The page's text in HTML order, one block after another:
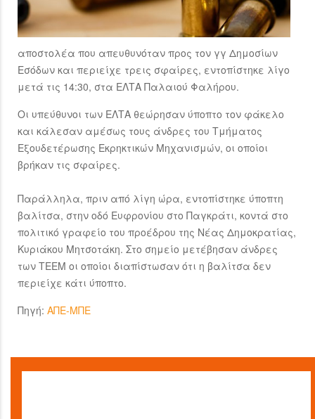
αποστολέα που απευθυνόταν προς τον γγ Δημοσίων
Εσόδων και περιείχε τρεις σφαίρες, εντοπίστηκε λίγο
μετά τις 14:30, στα ΕΛΤΑ Παλαιού Φαλήρου.
Οι υπεύθυνοι των ΕΛΤΑ θεώρησαν ύποπτο τον φάκελο
και κάλεσαν αμέσως τους άνδρες του Τμήματος
Εξουδετέρωσης Εκρηκτικών Μηχανισμών, οι οποίοι
βρήκαν τις σφαίρες.
Παράλληλα, πριν από λίγη ώρα, εντοπίστηκε ύποπτη
βαλίτσα, στην οδό Ευφρονίου στο Παγκράτι, κοντά στο
πολιτικό γραφείο του προέδρου της Νέας Δημοκρατίας,
Κυριάκου Μητσοτάκη. Στο σημείο μετέβησαν άνδρες
των ΤΕΕΜ οι οποίοι διαπίστωσαν ότι η βαλίτσα δεν
περιείχε κάτι ύποπτο.
Πηγή: ΑΠΕ-ΜΠΕ